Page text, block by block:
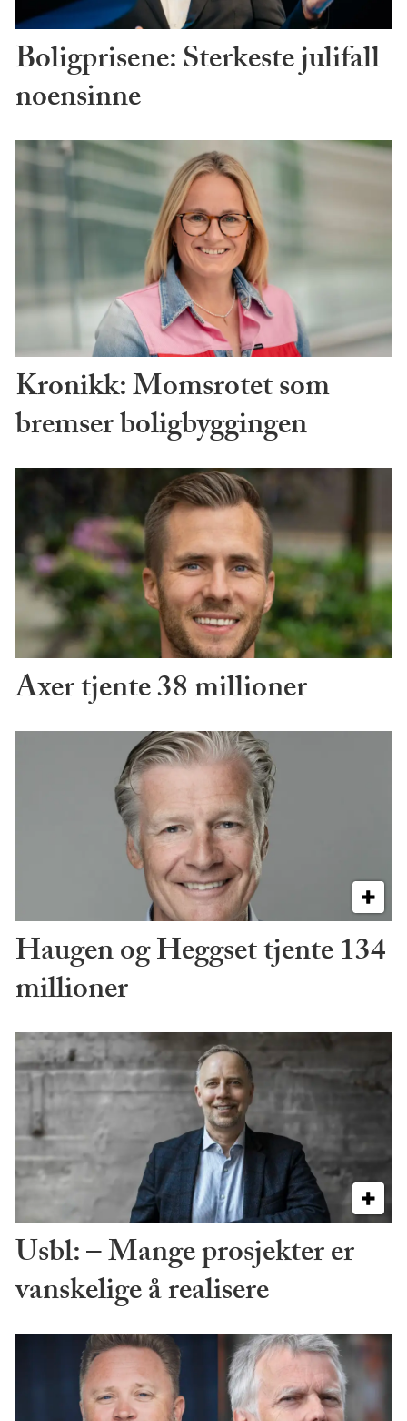
Boligprisene: Sterkeste julifall
noensinne
Kronikk: Momsrotet som
bremser boligbyggingen
Axer tjente 38 millioner
Haugen og Heggset tjente 134
millioner
Usbl: – Mange prosjekter er
vanskelige å realisere